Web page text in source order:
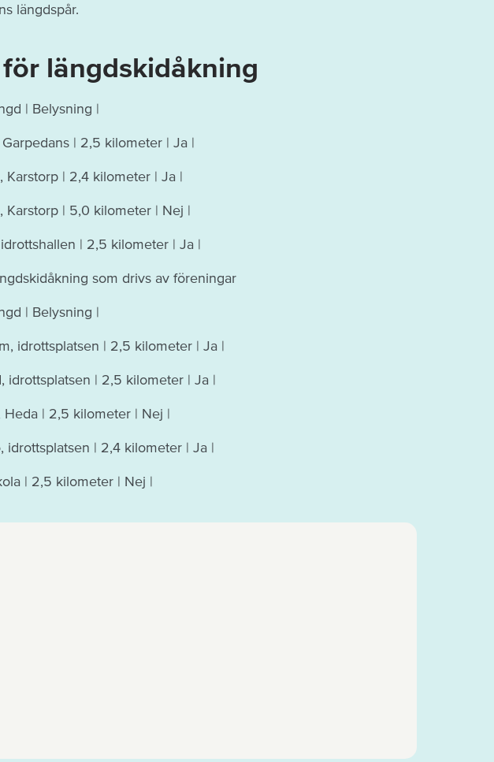
längdspår.
längdskidåkning
| Belysning |
| 2,5 kilometer | Ja |
Karstorp | 2,4 kilometer | Ja |
Karstorp | 5,0 kilometer | Nej |
| 2,5 kilometer | Ja |
som drivs av föreningar
| Belysning |
idrottsplatsen | 2,5 kilometer | Ja |
idrottsplatsen | 2,5 kilometer | Ja |
Heda | 2,5 kilometer | Nej |
idrottsplatsen | 2,4 kilometer | Ja |
| 2,5 kilometer | Nej |